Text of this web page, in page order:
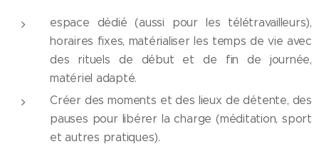
espace dédié (aussi pour les télétravailleurs),
horaires fixes, matérialiser les temps de vie avec
des rituels de début et de fin de journée,
matériel adapté.
Créer des moments et des lieux de détente, des
pauses pour libérer la charge (méditation, sport
et autres pratiques).